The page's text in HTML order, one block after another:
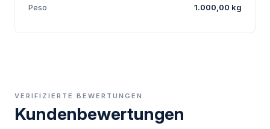
Peso 1.000,00 kg
VERIFIZIERTE BEWERTUNGEN
Kundenbewertungen